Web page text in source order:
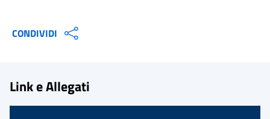
CONDIVIDI
Link e Allegati